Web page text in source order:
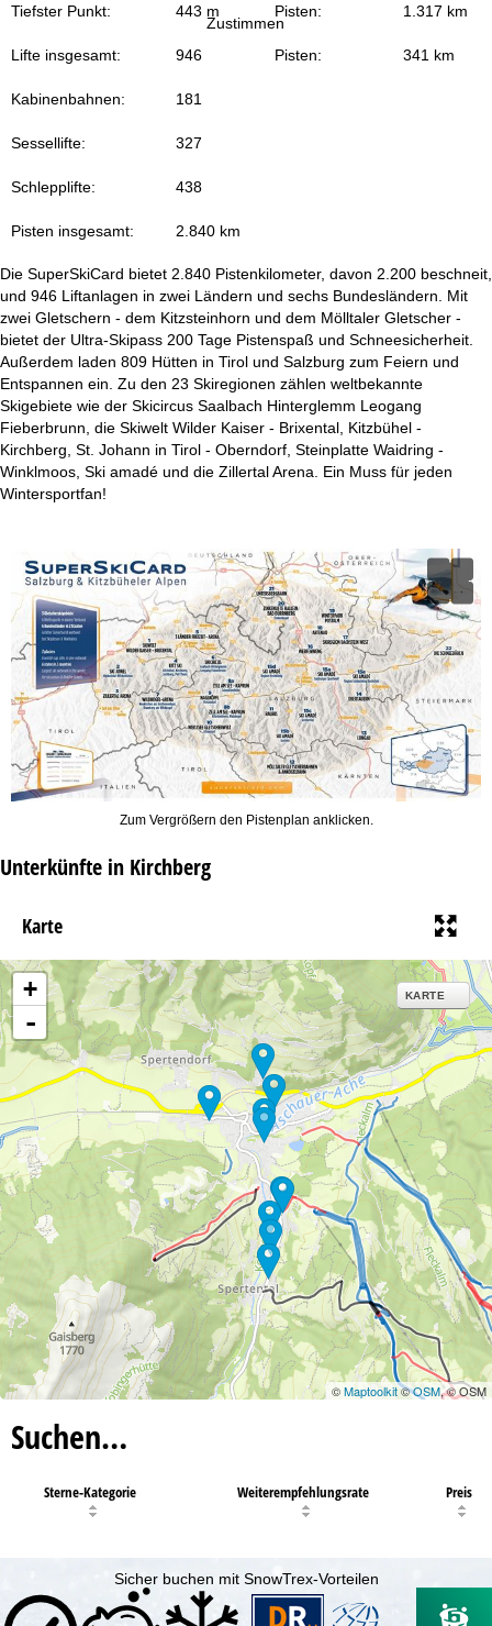
Zustimmen
s
Tiefster Punkt: 443 m Pisten: 1.317 km
Lifte insgesamt: 946 Pisten: 341 km
Kabinenbahnen: 181
Sessellifte: 327
Schlepplifte: 438
Pisten insgesamt: 2.840 km
Die SuperSkiCard bietet 2.840 Pistenkilometer, davon 2.200 beschneit,
und 946 Liftanlagen in zwei Ländern und sechs Bundesländern. Mit
zwei Gletschern - dem Kitzsteinhorn und dem Mölltaler Gletscher -
bietet der Ultra-Skipass 200 Tage Pistenspaß und Schneesicherheit.
Außerdem laden 809 Hütten in Tirol und Salzburg zum Feiern und
Entspannen ein. Zu den 23 Skiregionen zählen weltbekannte
Skigebiete wie der Skicircus Saalbach Hinterglemm Leogang
Fieberbrunn, die Skiwelt Wilder Kaiser - Brixental, Kitzbühel -
Kirchberg, St. Johann in Tirol - Oberndorf, Steinplatte Waidring -
Winklmoos, Ski amadé und die Zillertal Arena. Ein Muss für jeden
Wintersportfan!
Zum Vergrößern den Pistenplan anklicken.
Unterkünfte in Kirchberg
Karte
+
-
KARTE
©Maptoolkit©OSM, © OSM
Suchen…
Sterne-Kategorie Weiterempfehlungsrate Preis
Sicher buchen mit SnowTrex-Vorteilen